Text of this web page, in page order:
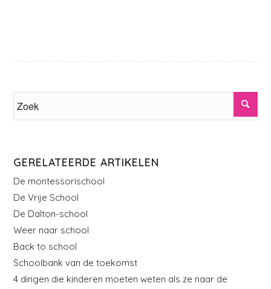
GERELATEERDE ARTIKELEN
De montessorischool
De Vrije School
De Dalton-school
Weer naar school
Back to school
Schoolbank van de toekomst
4 dingen die kinderen moeten weten als ze naar de